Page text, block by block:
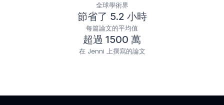
全球學術界
節省了 5.2 小時
每篇論文的平均值
超過 1500 萬
在 Jenni 上撰寫的論文